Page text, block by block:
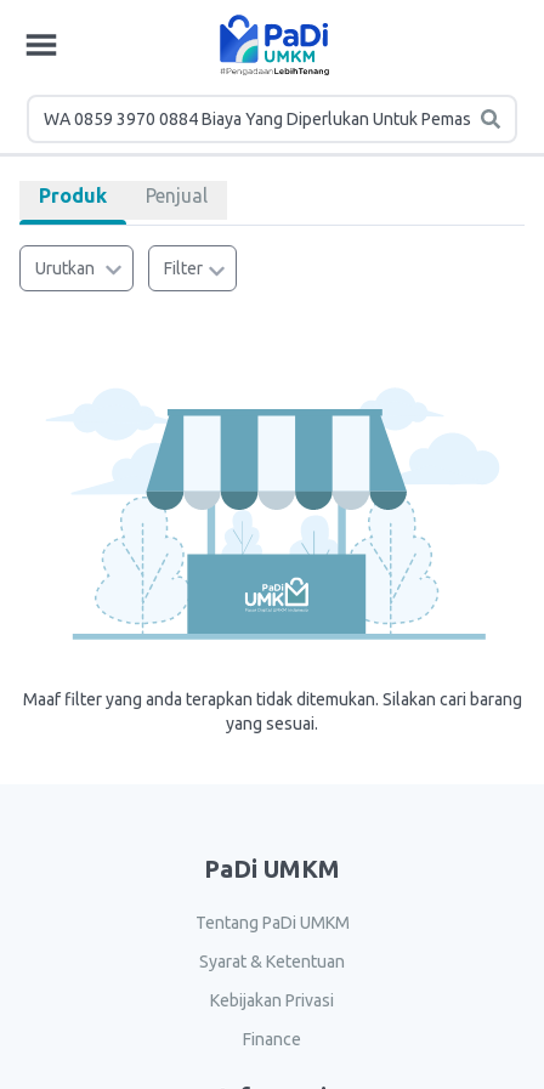
Produk Penjual
Urutkan Filter
Maaf filter yang anda terapkan tidak ditemukan. Silakan cari barang
yang sesuai.
PaDi UMKM
Tentang PaDi UMKM
Syarat & Ketentuan
Kebijakan Privasi
Finance